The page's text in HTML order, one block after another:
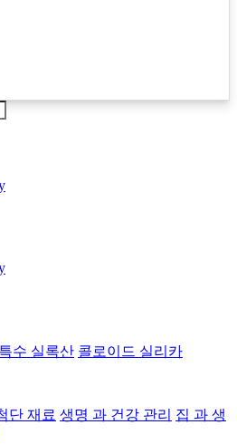
특수 실록산 콜로이드 실리카
단 재료 생명 과 건강 관리 집 과 생